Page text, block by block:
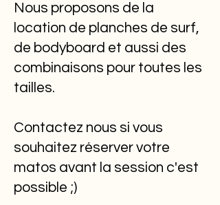
Nous proposons de la
location de planches de surf,
de bodyboard et aussi des
combinaisons pour toutes les
tailles.
Contactez nous si vous
souhaitez réserver votre
matos avant la session c'est
possible ;)